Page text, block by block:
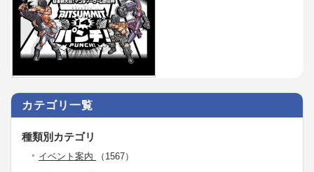
カテゴリ一覧
種類別カテゴリ
イベント案内 （1567）